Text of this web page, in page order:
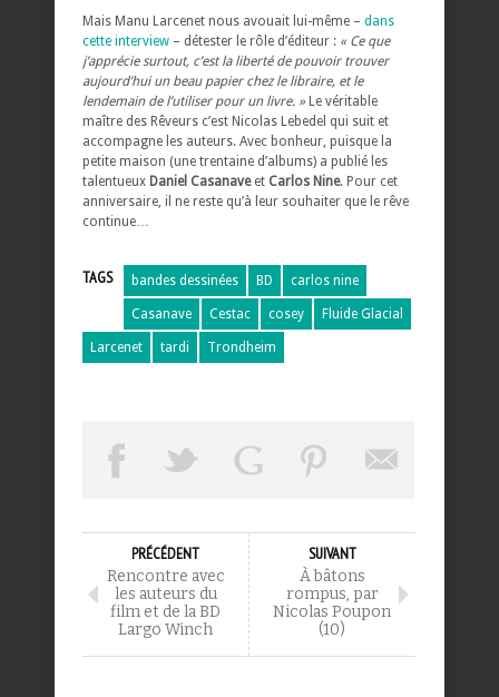
Mais Manu Larcenet nous avouait lui-même – dans
cette interview – détester le rôle d’éditeur : « Ce que
j’apprécie surtout, c’est la liberté de pouvoir trouver
aujourd’hui un beau papier chez le libraire, et le
lendemain de l’utiliser pour un livre. » Le véritable
maître des Rêveurs c’est Nicolas Lebedel qui suit et
accompagne les auteurs. Avec bonheur, puisque la
petite maison (une trentaine d’albums) a publié les
talentueux Daniel Casanaveet Carlos Nine. Pour cet
anniversaire, il ne reste qu’à leur souhaiter que le rêve
continue…
TAGS bandes dessinées BD carlos nine
Casanave Cestac cosey Fluide Glacial
Larcenet tardi Trondheim
PRÉCÉDENT
Rencontre avec
les auteurs du
film et de la BD
Largo Winch
SUIVANT
À bâtons
rompus, par
Nicolas Poupon
(10)